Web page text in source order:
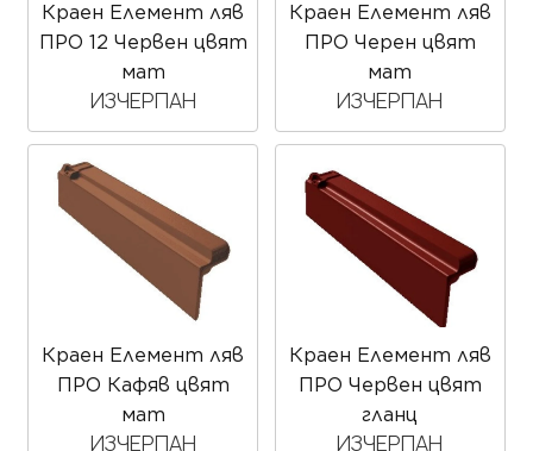
Краен Елемент ляв
ПРО 12 Червен цвят
мат
ИЗЧЕРПАН
Краен Елемент ляв
ПРО Черен цвят
мат
ИЗЧЕРПАН
Краен Елемент ляв
ПРО Кафяв цвят
мат
ИЗЧЕРПАН
Краен Елемент ляв
ПРО Червен цвят
гланц
ИЗЧЕРПАН